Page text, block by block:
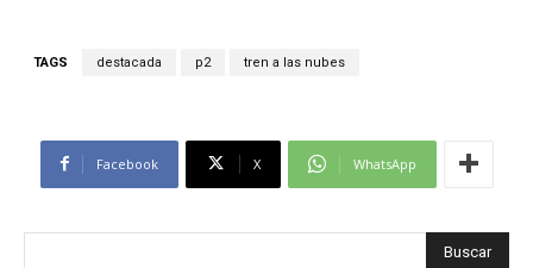
TAGS destacada p2 tren a las nubes
Facebook X WhatsApp